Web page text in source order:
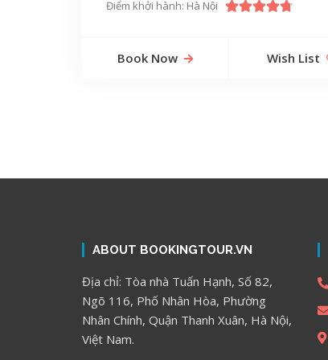
Điểm khởi hành: Hà Nội
Book Now Wish List
ABOUT BOOKINGTOUR.VN
Địa chỉ: Tòa nhà Tuấn Hạnh, Số 82,
Ngõ 116, Phố Nhân Hòa, Phường
Nhân Chính, Quận Thanh Xuân, Hà Nội,
Việt Nam.